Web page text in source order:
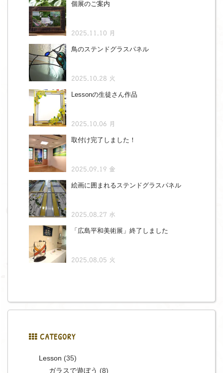
個展のご案内
2025.11.10 月
鳥のステンドグラスパネル
2025.10.28 火
Lessonの生徒さん作品
2025.10.06 月
取付け完了しました！
2025.09.19 金
絵画に囲まれるステンドグラスパネル
2025.08.27 水
「広島平和美術展」終了しました
2025.08.05 火
CATEGORY
Lesson (35)
ガラスで遊ぼう (8)